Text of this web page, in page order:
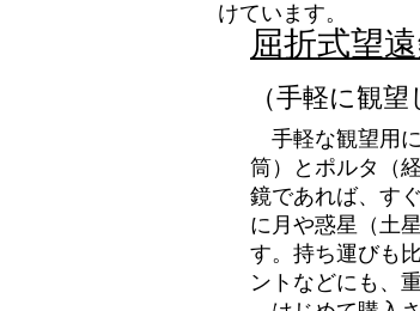
けています。
屈折式望
（手軽に観
手軽な観望用
筒）とポルタ（
鏡であれば、す
に月や惑星（土
す。持ち運びも
ントなどにも、